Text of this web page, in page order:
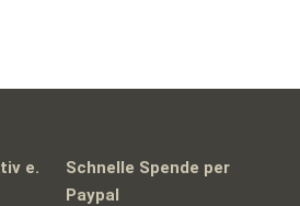
e.
Schnelle Spende per
Paypal